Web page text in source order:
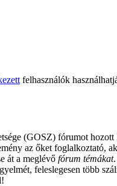
felhasználók
(GOSZ) fórumot
az őket foglalkoztató,
át a meglévő fórum témákat
feleslegesen több